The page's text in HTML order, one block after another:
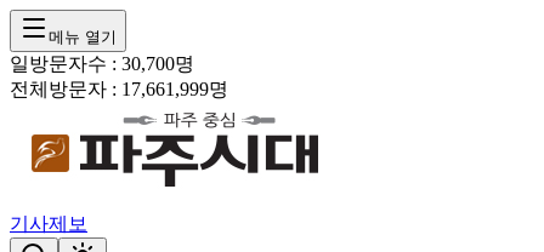
메뉴 열기
일방문자수 : 30,700명
전체방문자 : 17,661,999명
기사제보